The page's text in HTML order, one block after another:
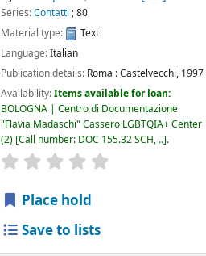
Series:Contatti ; 80
Material type:
Text
Language:Italian
Publication details: Roma :Castelvecchi, 1997
Availability:Items available for loan:
BOLOGNA | Centro di Documentazione
"Flavia Madaschi" Cassero LGBTQIA+ Center
(2) Call number: DOC 155.32 SCH, .. .
star rating
Place hold
Save to lists